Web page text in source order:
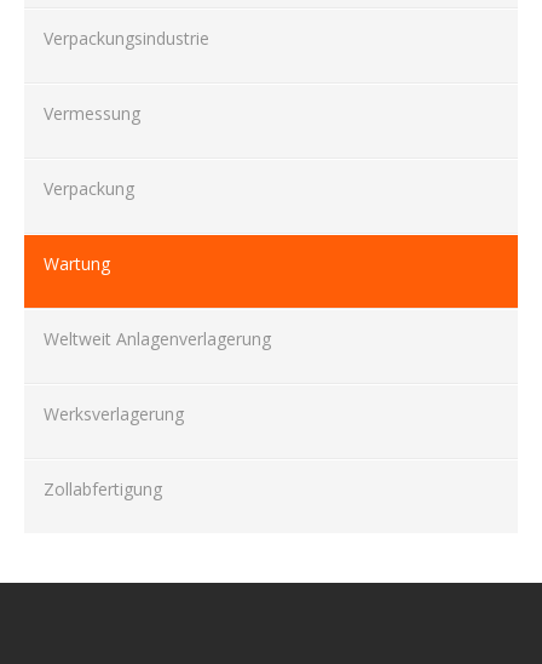
Verpackungsindustrie
Vermessung
Verpackung
Wartung
Weltweit Anlagenverlagerung
Werksverlagerung
Zollabfertigung